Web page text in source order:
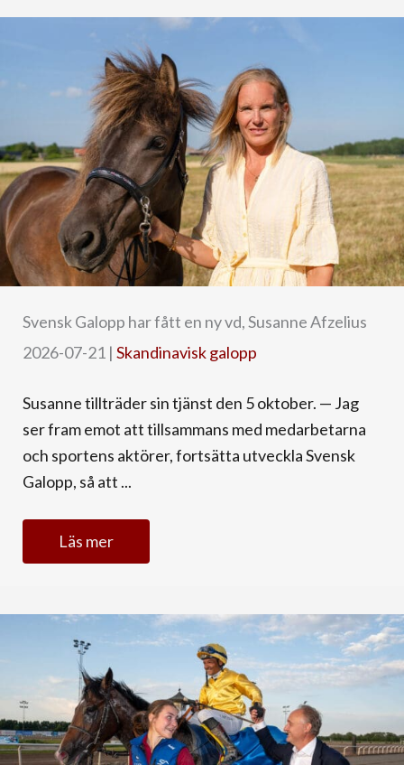
Svensk Galopp har fått en ny vd, Susanne Afzelius
2026-07-21 | Skandinavisk galopp
Susanne tillträder sin tjänst den 5 oktober. — Jag
ser fram emot att tillsammans med medarbetarna
och sportens aktörer, fortsätta utveckla Svensk
Galopp, så att ...
Läs mer